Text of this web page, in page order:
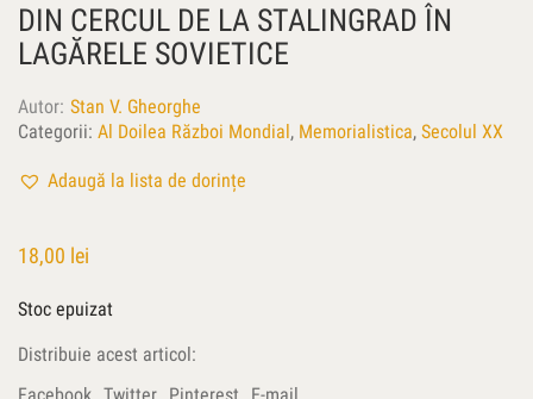
DIN CERCUL DE LA STALINGRAD ÎN
LAGĂRELE SOVIETICE
Autor Stan V. Gheorghe
Categorii: Al Doilea Război Mondial, Memorialistica, Secolul XX
Adaugă la lista de dorințe
18,00 lei
Stoc epuizat
Distribuie acest articol: